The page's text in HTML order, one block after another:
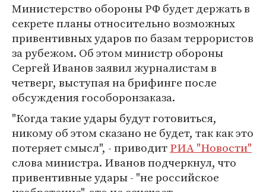
Министерство обороны РФ будет держать в
секрете планы относительно возможных
привентивных ударов по базам террористов
за рубежом. Об этом министр обороны
Сергей Иванов заявил журналистам в
четверг, выступая на брифинге после
обсуждения гособоронзаказа.
"Когда такие удары будут готовиться,
никому об этом сказано не будет, так как это
потеряет смысл", - приводитРИА "Новости"
слова министра. Иванов подчеркнул, что
привентивные удары - "не российское